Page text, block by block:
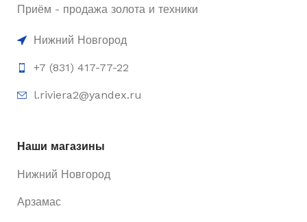
Приём - продажа золота и техники
Нижний Новгород
+7 (831) 417-77-22
l.riviera2@yandex.ru
Наши магазины
Нижний Новгород
Арзамас